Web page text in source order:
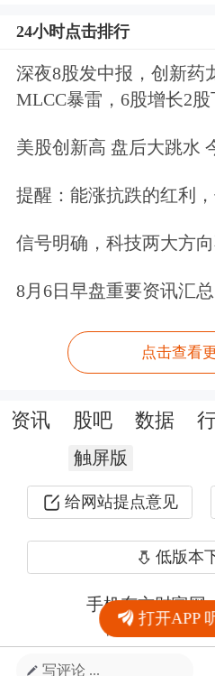
24小时点击排行
深夜8股发中报，创新药
MLCC暴雷，6股增长2股
美股创新高 盘后大跳水
提醒：能涨抗跌的红利
信号明确，科技两大方向
8月6日早盘重要资讯汇总
点击查看
写评论 ...
打开APP
资讯 股吧 数据
触屏版
给网站提点意见
低版本
手机东方财富网
网站备案号:沪ICP